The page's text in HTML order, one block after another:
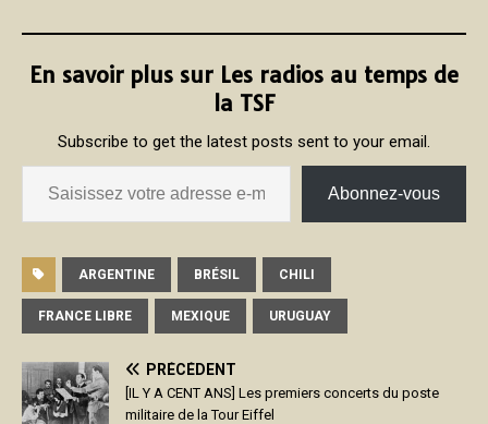
En savoir plus sur Les radios au temps de
la TSF
Subscribe to get the latest posts sent to your email.
Abonnez-vous
ARGENTINE BRÉSIL CHILI
FRANCE LIBRE MEXIQUE URUGUAY
PRÉCÉDENT
[IL Y A CENT ANS] Les premiers concerts du poste
militaire de la Tour Eiffel